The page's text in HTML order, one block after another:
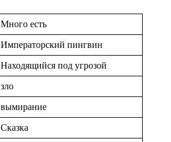
Много есть
Императорский пингвин
Находящийся под угрозой
зло
вымирание
Сказка